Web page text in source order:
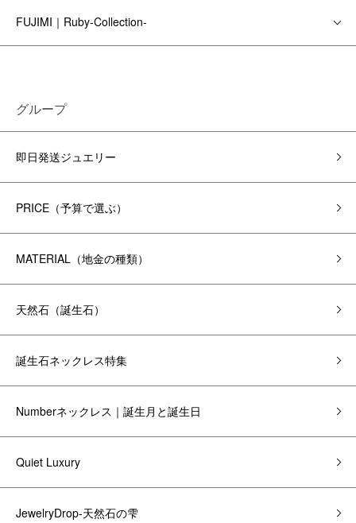
FUJIMI｜Ruby-Collection-
グループ
即日発送ジュエリー
PRICE（予算で選ぶ）
MATERIAL（地金の種類）
天然石（誕生石）
誕生石ネックレス特集
Numberネックレス｜誕生月と誕生日
Quiet Luxury
JewelryDrop-天然石の雫